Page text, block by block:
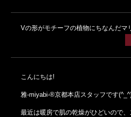
Vの形がモチーフの植物にちなんだマ
こんにちは!
雅-miyabi-®京都本店スタッフです
最近は暖房で肌の乾燥がひどいので、